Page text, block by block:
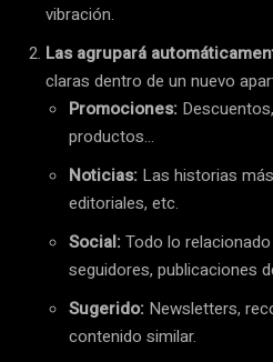
vibración.
Las agrupará
claras dentro de un nuevo
Promociones:
productos…
Noticias: Las historias
editoriales, etc.
Social:Todo lo
seguidores, publicaciones
Sugerido: Newsletters,
contenido similar.